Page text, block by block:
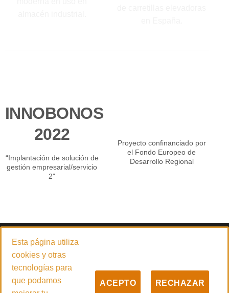
INNOBONOS
2022
“Implantación de solución de
gestión empresarial/servicio
2"
Proyecto confinanciado por
el Fondo Europeo de
Desarrollo Regional
© 2026PADILLA CARRETILLAS ELEVADORAS 4.0 S.L.
Empresa especializada en la venta y servicio técnico de carretillas
elevadoras, maquinaria de limpieza y desinfección, manipulación
industrial y grupos electrógenos con sede central en Güímar
(Santa Cruz de Tenerife).
Esta página utiliza
cookies y otras
tecnologías para
que podamos
ACEPTO RECHAZAR